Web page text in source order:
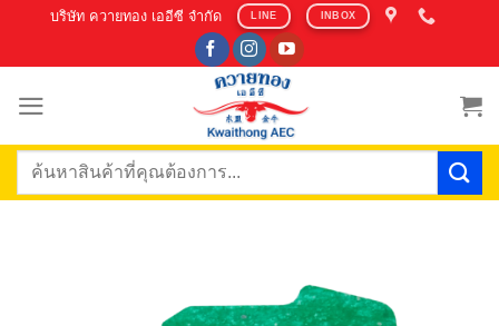
content
บริษัท ควายทอง เออีซี จำกัด LINE INBOX
ค้นหา: